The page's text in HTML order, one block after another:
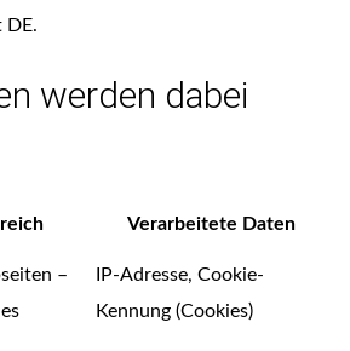
DE.
werden dabei
Verarbeitete Daten
–
IP-Adresse, Cookie-
Kennung (Cookies)